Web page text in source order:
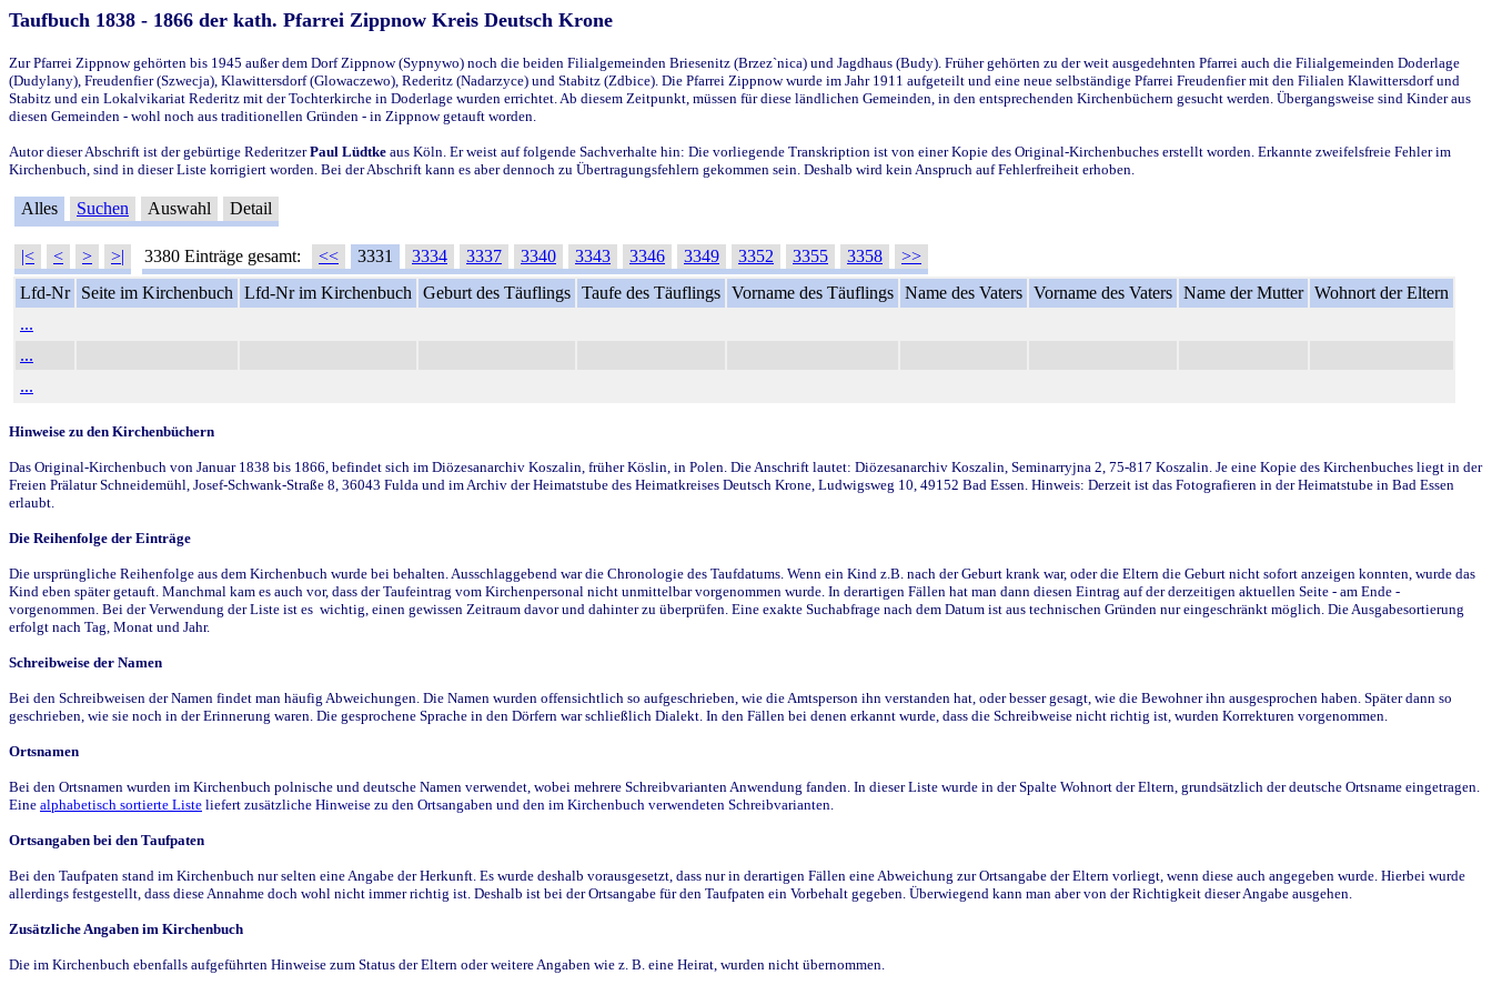
Taufbuch 1838 - 1866 der kath. Pfarrei Zippnow Kreis Deutsch Krone
Zur Pfarrei Zippnow gehörten bis 1945 außer dem Dorf Zippnow (Sypnywo) noch die beiden Filialgemeinden Briesenitz (Brzez`nica) und Jagdhaus (Budy). Früher gehörten zu der weit ausgedehnten Pfarrei auch die Filialgemeinden Doderlage
(Dudylany), Freudenfier (Szwecja), Klawittersdorf (Glowaczewo), Rederitz (Nadarzyce) und Stabitz (Zdbice). Die Pfarrei Zippnow wurde im Jahr 1911 aufgeteilt und eine neue selbständige Pfarrei Freudenfier mit den Filialen Klawittersdorf und
Stabitz und ein Lokalvikariat Rederitz mit der Tochterkirche in Doderlage wurden errichtet. Ab diesem Zeitpunkt, müssen für diese ländlichen Gemeinden, in den entsprechenden Kirchenbüchern gesucht werden. Übergangsweise sind Kinder aus
diesen Gemeinden - wohl noch aus traditionellen Gründen - in Zippnow getauft worden.
Autor dieser Abschrift ist der gebürtige RederitzerPaul Lüdtke aus Köln. Er weist auf folgende Sachverhalte hin: Die vorliegende Transkription ist von einer Kopie des Original-Kirchenbuches erstellt worden. Erkannte zweifelsfreie Fehler im
Kirchenbuch, sind in dieser Liste korrigiert worden. Bei der Abschrift kann es aber dennoch zu Übertragungsfehlern gekommen sein. Deshalb wird kein Anspruch auf Fehlerfreiheit erhoben.
Alles Suchen Auswahl Detail
|< < > >| 3380 Einträge gesamt: << 3331 3334 3337 3340 3343 3346 3349 3352 3355 3358
>>
Lfd-Nr
Seite im Kirchenbuch Lfd-Nr im Kirchenbuch Geburt des Täuflings Taufe des Täuflings Vorname des Täuflings Name des Vaters Vorname des Vaters Name der Mutter Wohnort der Eltern
...
...
...
Hinweise zu den Kirchenbüchern
Das Original-Kirchenbuch von Januar 1838 bis 1866, befindet sich im Diözesanarchiv Koszalin, früher Köslin, in Polen. Die Anschrift lautet: Diözesanarchiv Koszalin, Seminarryjna 2, 75-817 Koszalin. Je eine Kopie des Kirchenbuches liegt in der
Freien Prälatur Schneidemühl, Josef-Schwank-Straße 8, 36043 Fulda und im Archiv der Heimatstube des Heimatkreises Deutsch Krone, Ludwigsweg 10, 49152 Bad Essen. Hinweis: Derzeit ist das Fotografieren in der Heimatstube in Bad Essen
erlaubt.
Die Reihenfolge der Einträge
Die ursprüngliche Reihenfolge aus dem Kirchenbuch wurde bei behalten. Ausschlaggebend war die Chronologie des Taufdatums. Wenn ein Kind z.B. nach der Geburt krank war, oder die Eltern die Geburt nicht sofort anzeigen konnten, wurde das
Kind eben später getauft. Manchmal kam es auch vor, dass der Taufeintrag vom Kirchenpersonal nicht unmittelbar vorgenommen wurde. In derartigen Fällen hat man dann diesen Eintrag auf der derzeitigen aktuellen Seite - am Ende -
vorgenommen. Bei der Verwendung der Liste ist es wichtig, einen gewissen Zeitraum davor und dahinter zu überprüfen. Eine exakte Suchabfrage nach dem Datum ist aus technischen Gründen nur eingeschränkt möglich. Die Ausgabesortierung
erfolgt nach Tag, Monat und Jahr.
Schreibweise der Namen
Bei den Schreibweisen der Namen findet man häufig Abweichungen. Die Namen wurden offensichtlich so aufgeschrieben, wie die Amtsperson ihn verstanden hat, oder besser gesagt, wie die Bewohner ihn ausgesprochen haben. Später dann so
geschrieben, wie sie noch in der Erinnerung waren. Die gesprochene Sprache in den Dörfern war schließlich Dialekt. In den Fällen bei denen erkannt wurde, dass die Schreibweise nicht richtig ist, wurden Korrekturen vorgenommen.
Ortsnamen
Bei den Ortsnamen wurden im Kirchenbuch polnische und deutsche Namen verwendet, wobei mehrere Schreibvarianten Anwendung fanden. In dieser Liste wurde in der Spalte Wohnort der Eltern, grundsätzlich der deutsche Ortsname eingetragen.
Eine alphabetisch sortierte Liste liefert zusätzliche Hinweise zu den Ortsangaben und den im Kirchenbuch verwendeten Schreibvarianten.
Ortsangaben bei den Taufpaten
Bei den Taufpaten stand im Kirchenbuch nur selten eine Angabe der Herkunft. Es wurde deshalb vorausgesetzt, dass nur in derartigen Fällen eine Abweichung zur Ortsangabe der Eltern vorliegt, wenn diese auch angegeben wurde. Hierbei wurde
allerdings festgestellt, dass diese Annahme doch wohl nicht immer richtig ist. Deshalb ist bei der Ortsangabe für den Taufpaten ein Vorbehalt gegeben. Überwiegend kann man aber von der Richtigkeit dieser Angabe ausgehen.
Zusätzliche Angaben im Kirchenbuch
Die im Kirchenbuch ebenfalls aufgeführten Hinweise zum Status der Eltern oder weitere Angaben wie z. B. eine Heirat, wurden nicht übernommen.